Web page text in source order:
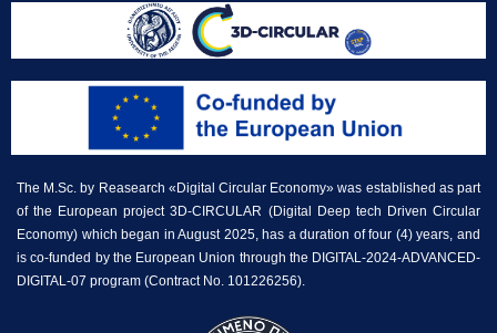
The M.Sc. by Reasearch «Digital Circular Economy» was established as part
of the European project 3D-CIRCULAR (Digital Deep tech Driven Circular
Economy) which began in August 2025, has a duration of four (4) years, and
is co-funded by the European Union through the DIGITAL-2024-ADVANCED-
DIGITAL-07 program (Contract No. 101226256).